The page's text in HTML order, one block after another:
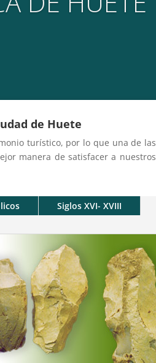
de Huete
turístico, por lo que una de las
manera de satisfacer a nuestros
Siglos XVI- XVIII